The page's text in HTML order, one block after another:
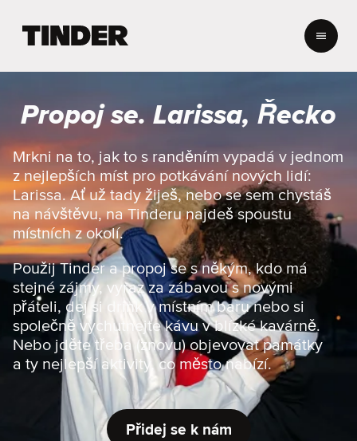
s
á
t
r
á
n
k
a
T
i
n
d
e
r
u
Propoj se. Larissa, Řecko
Mrkni na to, jak to s randěním vypadá v jednom
z nejlepších míst pro potkávání nových lidí:
Larissa. Ať už tady žiješ, nebo se sem chystáš
na návštěvu, na Tinderu najdeš spoustu
místních z okolí.
Použij Tinder a propoj se s někým, kdo má
stejné zájmy, vyraz za zábavou s novými
přáteli, dej si drink v místním baru nebo si
společně vychutnejte kávu v blízké kavárně.
Nebo jděte třeba (znovu) objevovat památky
a ty nejlepší aktivity, co město nabízí.
Přidej se k nám